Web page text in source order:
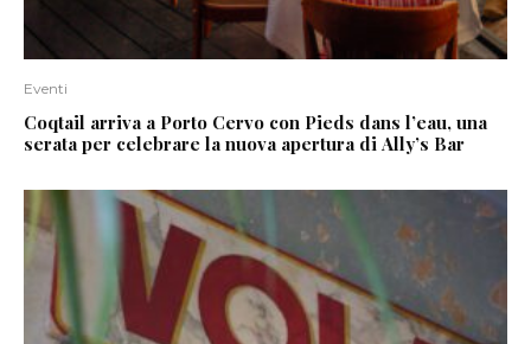
Eventi
Coqtail arriva a Porto Cervo con Pieds dans l’eau, una
serata per celebrare la nuova apertura di Ally’s Bar